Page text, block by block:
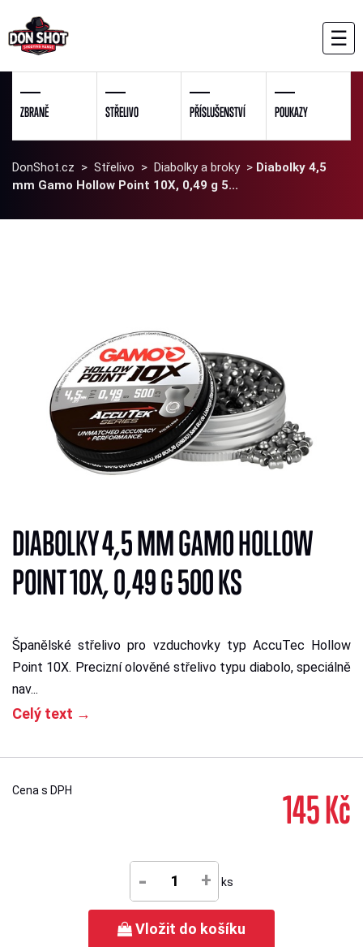
☰
ZBRANĚ STŘELIVO PŘÍSLUŠENSTVÍ POUKAZY
DonShot.cz > Střelivo > Diabolky a broky> Diabolky 4,5
mm Gamo Hollow Point 10X, 0,49 g 5...
DIABOLKY 4,5 MM GAMO HOLLOW
POINT 10X, 0,49 G 500 KS
Španělské střelivo pro vzduchovky typ AccuTec Hollow
Point 10X. Precizní olověné střelivo typu diabolo, speciálně
nav...
Celý text →
Cena s DPH 145 Kč
- + ks
Vložit do košíku